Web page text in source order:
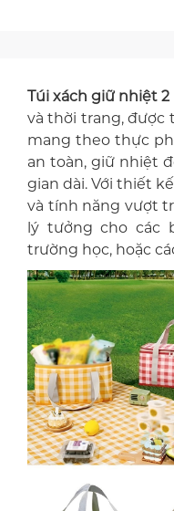
Túi xách giữ nhiệt 2
và thời trang, được
mang theo thực
an toàn, giữ nhiệt
gian dài. Với thiết
và tính năng vượt
lý tưởng cho các
trường học, hoặc